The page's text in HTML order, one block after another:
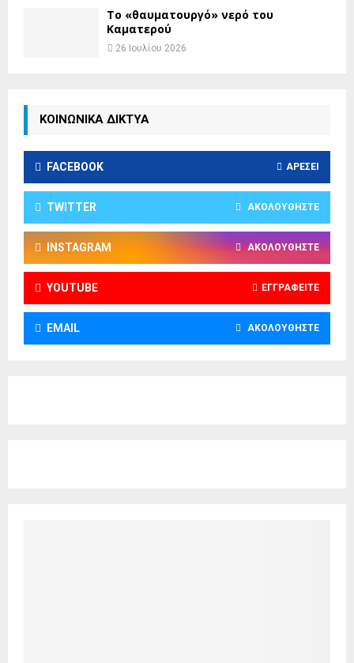
Το «θαυματουργό» νερό του
Καματερού
26 Ιουλίου 2026
ΚΟΙΝΩΝΙΚΑ ΔΙΚΤΥΑ
FACEBOOK ΑΡΈΣΕΙ
TWITTER ΑΚΟΛΟΥΘΉΣΤΕ
INSTAGRAM ΑΚΟΛΟΥΘΉΣΤΕ
YOUTUBE ΕΓΓΡΑΦΕΊΤΕ
EMAIL ΑΚΟΛΟΥΘΉΣΤΕ